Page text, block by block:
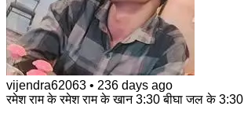
vijendra62063 • 236 days ago
रमेश राम के रमेश राम के खान 3:30 बीघा जल के 3:30